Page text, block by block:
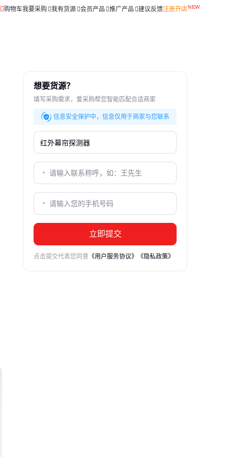
购物车我要采购 我有货源 会员产品 推广产品 建议反馈注册开店
想要货源？
填写采购需求，爱采购帮您智能匹配合适商家
信息安全保护中，信息仅用于商家与您联系
立即提交
点击提交代表您同意 《用户服务协议》 《隐私政策》